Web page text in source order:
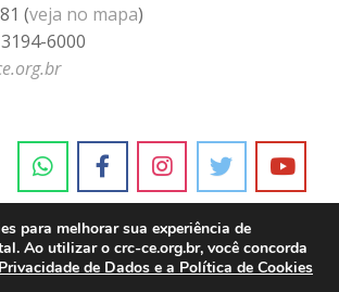
(veja no mapa)
6000
para melhorar sua experiência de
Ao utilizar o crc-ce.org.br, você concorda
de Dados e a Política de Cookies